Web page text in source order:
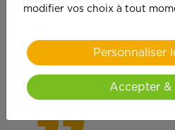
quand on
cœ
modifier vos choix à tout
Personnaliser
Accepter &